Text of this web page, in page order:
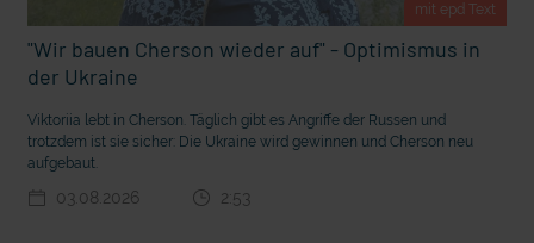
mit epd Text
"Wir bauen Cherson wieder auf" - Optimismus in
der Ukraine
Viktoriia lebt in Cherson. Täglich gibt es Angriffe der Russen und
trotzdem ist sie sicher: Die Ukraine wird gewinnen und Cherson neu
aufgebaut.
03.08.2026 2:53